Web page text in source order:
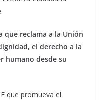
que reclama a la Unión
el derecho a la
humano desde su
que promueva el